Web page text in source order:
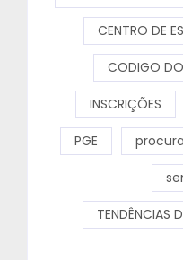
CENTRO DE
CODIGO
INSCRIÇÕES
PGE
TENDÊNCIAS